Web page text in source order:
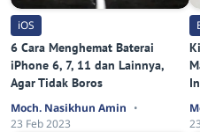
iOS
6 Cara Menghemat Baterai
iPhone 6, 7, 11 dan Lainnya,
Agar Tidak Boros
Moch. Nasikhun Amin
23 Feb 2023